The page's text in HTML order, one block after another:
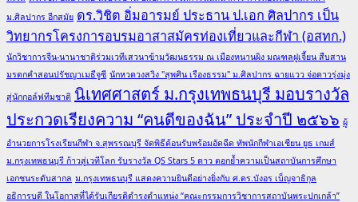
ม.ศิลปากร อีกสมัย ดร.วิชิต อิ่มอารมย์ ประธาน ป.เอก ศิลปากร เป็น
วิทยากรโครงการอบรมอาสาสมัครท่องเที่ยวและกีฬา (อสทก.)
นักวิชาการจีน-นานาชาติร่วมเวทีเสวนาข้ามวัฒนธรรม ณ เมืองหนานผิง มณฑลฝูเจี้ยน สืบสาน
มรดกคำสอนปรัชญาเมธีจูซี นักหวดวงสวิง "สุพศิน เรืองธรรม" ม.ศิลปากร ฉายแวว จ่อดาวรุ่งมุ่ง
สู่นักกอล์ฟทีมชาติ นิเทศศาสตร์ ม.กรุงเทพธนบุรี มอบรางวัล
ประกวดเรียงความ “คนดีของฉัน” ประจำปี ๒๕๖๖ ผู้
อำนวยการโรงเรียนกีฬา จ.สุพรรณบุรี จัดพิธีต้อนรับพร้อมอัดฉีด ทัพนักกีฬาเอเชียน ยูธ เกมส์
ม.กรุงเทพธนบุรี ก้าวสู่เวทีโลก รับรางวัล QS Stars 5 ดาว ตอกย้ำความเป็นสถาบันการศึกษา
เอกชนระดับสากล ม.กรุงเทพธนบุรี แสดงความยินดีอย่างยิ่งกับ ศ.ดร.บังอร เบ็ญจาธิกุล
อธิการบดี ในโอกาสที่ได้รับเกียรติดำรงตำแหน่ง “คณะกรรมการวิชาการสถาบันพระปกเกล้า”